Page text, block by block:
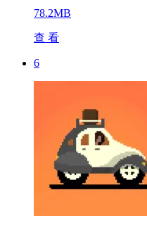
78.2MB
查 看
6